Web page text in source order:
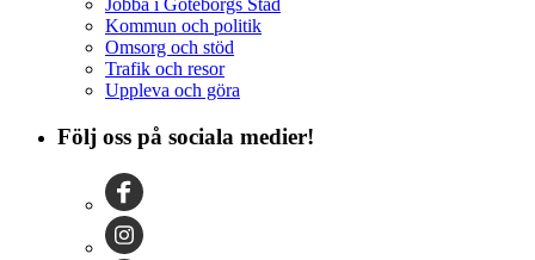
Jobba i Göteborgs Stad
Kommun och politik
Omsorg och stöd
Trafik och resor
Uppleva och göra
Följ oss på sociala medier!